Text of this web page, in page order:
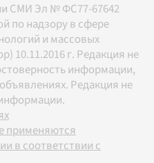
СМИ Эл № ФС77-67642
по надзору в сфере
и массовых
10.11.2016 г. Редакция не
информации,
Редакция не
применяются
в соответствии с